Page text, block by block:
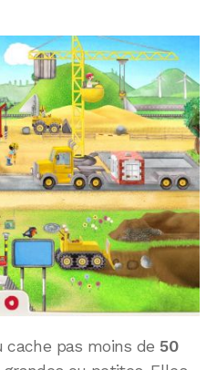
cache pas moins de50